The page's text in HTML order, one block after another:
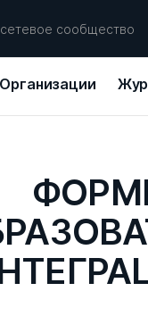
сообщество
Организации